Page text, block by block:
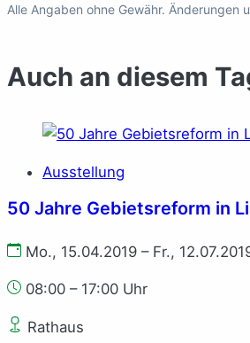
Alle Angaben ohne Gewähr. Änderungen
Auch an diesem
Ausstellung
50 Jahre Gebietsreform in
Mo., 15.04.2019 – Fr.,
08:00 – 17:00 Uhr
Rathaus